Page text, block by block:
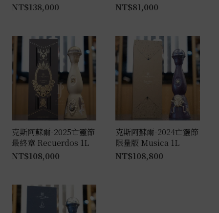
NT$138,000
NT$81,000
克斯阿蘇爾-2025亡靈節
最終章 Recuerdos 1L
NT$108,000
克斯阿蘇爾-2024亡靈節
限量版 Musica 1L
NT$108,800